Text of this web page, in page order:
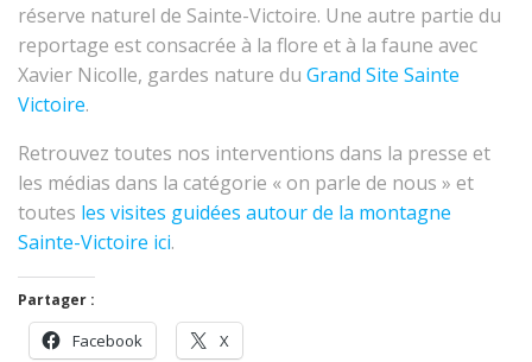
réserve naturel de Sainte-Victoire. Une autre partie du
reportage est consacrée à la flore et à la faune avec
Xavier Nicolle, gardes nature du Grand Site Sainte
Victoire.
Retrouvez toutes nos interventions dans la presse et
les médias dans la catégorie « on parle de nous » et
toutes les visites guidées autour de la montagne
Sainte-Victoire ici.
Partager :
Facebook X